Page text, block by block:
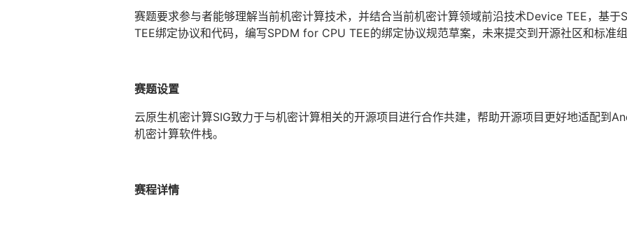
赛题要求参与者能够理解当前机密计算技术，并结合当前机密计算领域前沿技术Device TEE，基于
TEE绑定协议和代码，编写SPDM for CPU TEE的绑定协议规范草案，未来提交到开源社区和标准组
赛题设置
云原生机密计算SIG致力于与机密计算相关的开源项目进行合作共建，帮助开源项目更好地适配到
机密计算软件栈。
赛程详情